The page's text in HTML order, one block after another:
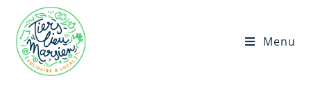
Menu